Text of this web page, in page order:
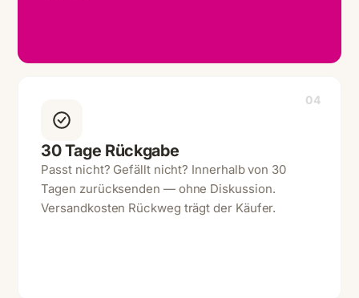
04
30 Tage Rückgabe
Passt nicht? Gefällt nicht? Innerhalb von 30
Tagen zurücksenden — ohne Diskussion.
Versandkosten Rückweg trägt der Käufer.